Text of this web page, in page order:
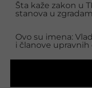
Šta kaže zakon u
stanova u
Ovo su imena:
i članove upravnih